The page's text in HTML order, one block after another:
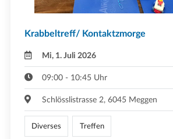
Krabbeltreff/ Kontaktzmorge
Mi, 1. Juli 2026
09:00 - 10:45 Uhr
Schlösslistrasse 2, 6045 Meggen
Diverses Treffen